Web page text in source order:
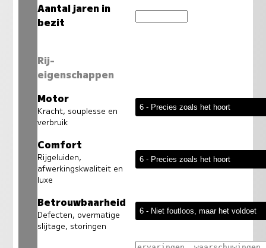
Aantal jaren in
bezit
Rij-
eigenschappen
Motor
Kracht, souplesse en
verbruik
Comfort
Rijgeluiden,
afwerkingskwaliteit en
luxe
Betrouwbaarheid
Defecten, overmatige
slijtage, storingen